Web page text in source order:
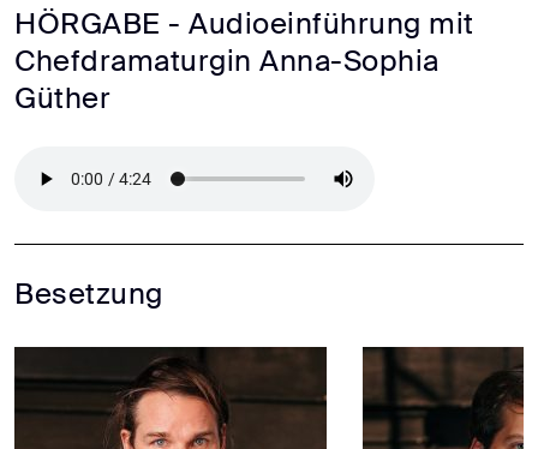
HÖRGABE - Audioeinführung mit
Chefdramaturgin Anna-Sophia
Güther
Besetzung